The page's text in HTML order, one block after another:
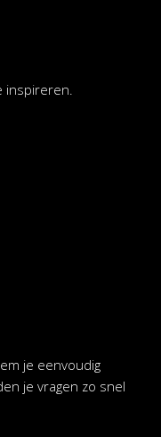
inspireren.
je eenvoudig
je vragen zo snel